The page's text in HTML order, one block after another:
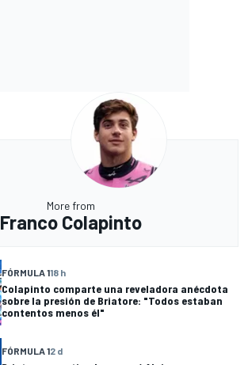
More from
Franco Colapinto
FÓRMULA 118 h
Colapinto comparte una reveladora anécdota
sobre la presión de Briatore: "Todos estaban
contentos menos él"
FÓRMULA 12 d